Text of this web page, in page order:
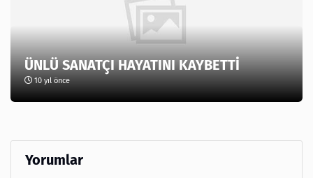
ÜNLÜ SANATÇI HAYATINI KAYBETTİ
10 yıl önce
Yorumlar